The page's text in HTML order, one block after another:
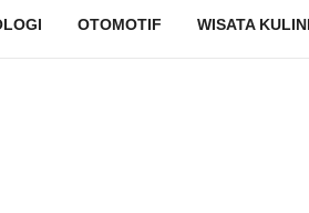
OTOMOTIF WISATA